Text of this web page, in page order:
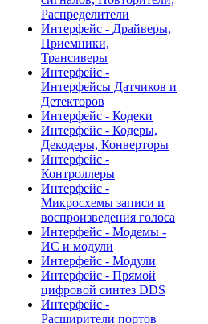
Распределители
Интерфейс - Драйверы,
Приемники,
Трансиверы
Интерфейс -
Интерфейсы Датчиков и
Детекторов
Интерфейс - Кодеки
Интерфейс - Кодеры,
Декодеры, Конверторы
Интерфейс -
Контроллеры
Интерфейс -
Микросхемы записи и
воспроизведения голоса
Интерфейс - Модемы -
ИС и модули
Интерфейс - Модули
Интерфейс - Прямой
цифровой синтез DDS
Интерфейс -
Расширители портов